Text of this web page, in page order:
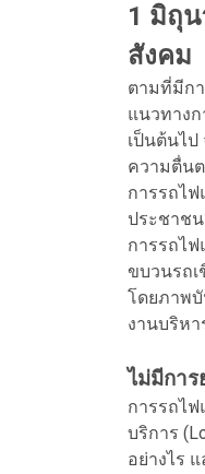
1 มิถุน
สังคม
ตามที่มีก
แนวทาง
เป็นต้นไ
ความตื่น
การรถไ
ประชาช
การรถไฟ
ขบวนรถเ
โดยภาพ
งานบริห
ไม่มีกา
การรถไ
บริการ
อย่างไร